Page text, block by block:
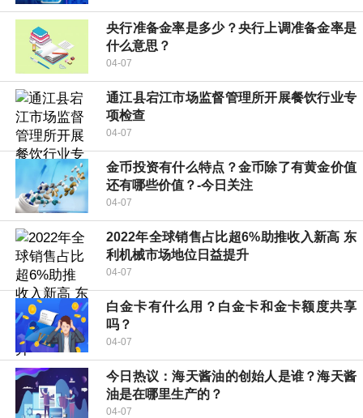
央行准备金率是多少？央行上调准备金率是
什么意思？
04-07
通江县宕江市场监督管理所开展餐饮行业专
项检查
04-07
金币投资有什么特点？金币除了有黄金价值
还有哪些价值？-今日关注
04-07
2022年全球销售占比超6%助推收入新高 东
利机械市场地位日益提升
04-07
白金卡有什么用？白金卡和金卡额度共享
吗？
04-07
今日热议：海天酱油的创始人是谁？海天酱
油是在哪里生产的？
04-07